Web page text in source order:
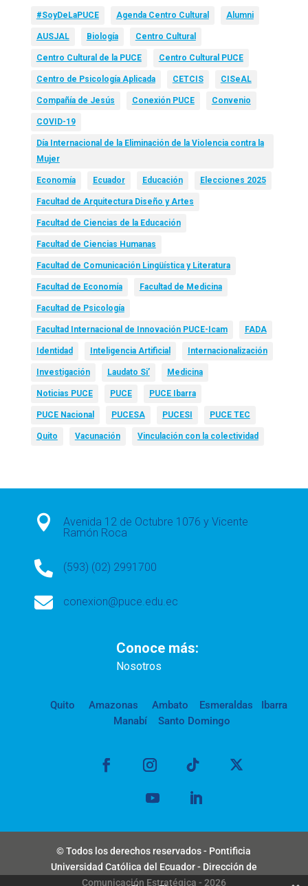
#SoyDeLaPUCE Agenda Centro Cultural Alumni
AUSJAL Biología Centro Cultural
Centro Cultural de la PUCE Centro Cultural PUCE
Centro de Psicología Aplicada CETCIS CISeAL
Compañía de Jesús Conexión PUCE Convenio
COVID-19
Día Internacional de la Eliminación de la Violencia contra la
Mujer
Economía Ecuador Educación Elecciones 2025
Facultad de Arquitectura Diseño y Artes
Facultad de Ciencias de la Educación
Facultad de Ciencias Humanas
Facultad de Comunicación Lingüística y Literatura
Facultad de Economía Facultad de Medicina
Facultad de Psicología
Facultad Internacional de Innovación PUCE-Icam FADA
Identidad Inteligencia Artificial Internacionalización
Investigación Laudato Si’ Medicina
Noticias PUCE PUCE PUCE Ibarra
PUCE Nacional PUCESA PUCESI PUCE TEC
Quito Vacunación Vinculación con la colectividad

Avenida 12 de Octubre 1076 y Vicente
Ramón Roca
 (593) (02) 2991700
 conexion@puce.edu.ec
Conoce más:
Nosotros
Quito Amazonas Ambato Esmeraldas
Ibarra
Manabí
Santo Domingo
© Todos los derechos reservados - Pontificia
Universidad Católica del Ecuador - Dirección de
Comunicación Estratégica - 2026